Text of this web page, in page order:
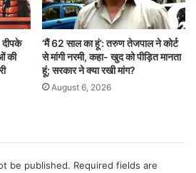
दीपके
की
‘मैं 62 साल का हूं’: तरुण तेजपाल ने कोर्ट
से मांगी नरमी, कहा- खुद को पीड़ित मानता
हूं; सरकार ने क्या रखी मांग?
August 6, 2026
be published. Required fields are